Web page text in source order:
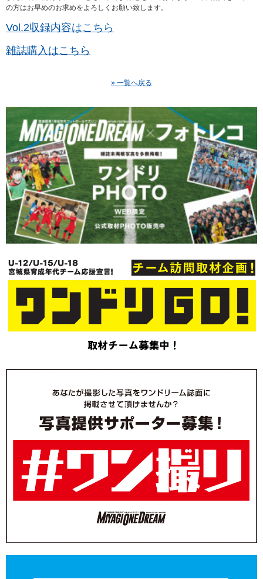
の方はお早めのお求めをよろしくお願い致します。
Vol.2収録内容はこちら
雑誌購入はこちら
» 一覧へ戻る